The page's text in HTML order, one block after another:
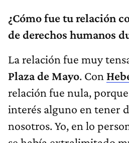
¿Cómo fue tu relación
de derechos humanos
La relación fue muy
Plaza de Mayo. Con
relación fue nula,
interés alguno en tener
nosotros. Yo, en lo